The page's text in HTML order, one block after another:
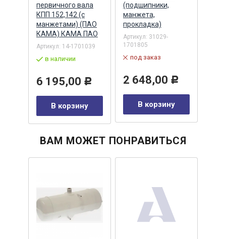
первичного вала
КПП 152,142 (с
манжетами) (ПАО
КАМА) КАМА ПАО
Артикул: 14-1701039
в наличии
6 195,00 Р
В корзину
(подшипники,
манжета,
прокладка)
Артикул: 31029-
1701805
под заказ
2 648,00 Р
В корзину
ВАМ МОЖЕТ ПОНРАВИТЬСЯ